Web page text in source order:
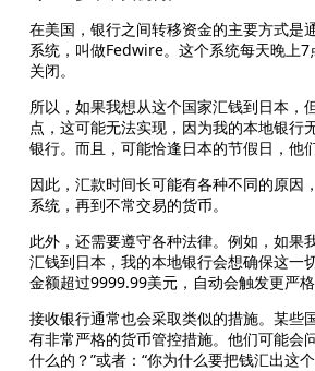
在美国，银行之间转移资金的主要方式是
系统，叫做Fedwire。这个系统每天晚上7
关闭。
所以，如果我想从这个国家汇钱到日本，
点，这可能无法实现，因为我的本地银行
银行。而且，可能恰逢日本的节假日，他
因此，汇款时间长可能有各种不同的原因
系统，再到不常交易的货币。
此外，还需要遵守各种法律。例如，如果
汇钱到日本，我的本地银行会想确保这一
金额超过9999.99美元，自动会触发更严格
接收银行通常也会采取类似的措施。某些
有非常严格的货币管控措施。他们可能会
什么的？”或者：“你为什么要把钱汇出这